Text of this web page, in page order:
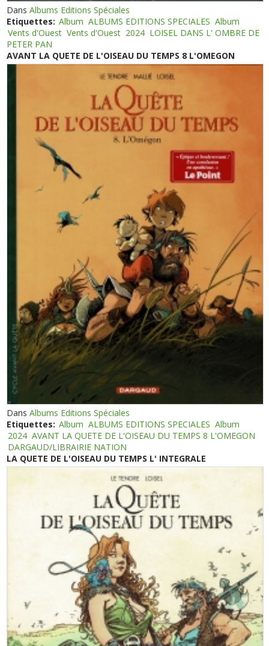
DansAlbums Editions Spéciales
Etiquettes: Album ALBUMS EDITIONS SPECIALES Album
Vents d'Ouest Vents d'Ouest 2024 LOISEL DANS L' OMBRE DE
PETER PAN
AVANT LA QUETE DE L'OISEAU DU TEMPS 8 L'OMEGON
DansAlbums Editions Spéciales
Etiquettes: Album ALBUMS EDITIONS SPECIALES Album
2024 AVANT LA QUETE DE L'OISEAU DU TEMPS 8 L'OMEGON
DARGAUD/LIBRAIRIE NATION
LA QUETE DE L'OISEAU DU TEMPS L' INTEGRALE